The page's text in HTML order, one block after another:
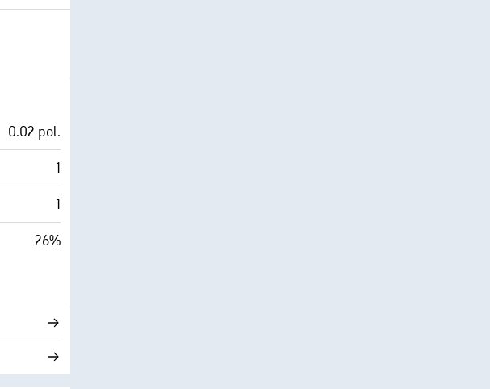
0.02 pol.
1
1
26%